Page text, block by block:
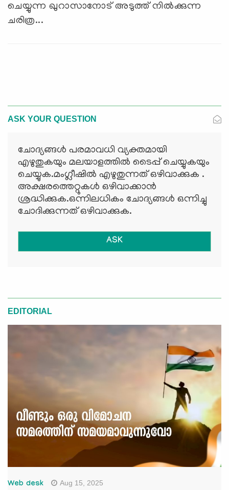
ചെയ്യുന്ന ഖുറാസാനോട് അടുത്ത് നിൽക്കുന്ന
ചരിത്ര...
ASK YOUR QUESTION
ചോദ്യങ്ങള്‍ പരമാവധി വ്യക്തമായി
എഴുതുകയും മലയാളത്തില്‍ ടൈപ്പ് ചെയ്യുകയും
ചെയ്യുക.മംഗ്ലീഷില്‍ എഴുതുന്നത് ഒഴിവാക്കുക .
അക്ഷരത്തെറ്റുകള്‍ ഒഴിവാക്കാന്‍
ശ്രദ്ധിക്കുക.ഒന്നിലധികം ചോദ്യങ്ങള്‍ ഒന്നിച്ചു
ചോദിക്കുന്നത് ഒഴിവാക്കുക.
ASK
EDITORIAL
Web desk Aug 15, 2025